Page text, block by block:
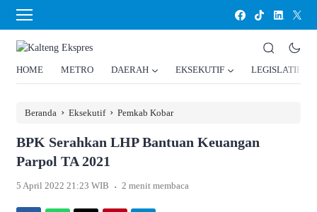
HOME METRO DAERAH EKSEKUTIF LEGISLATIF
Beranda › Eksekutif › Pemkab Kobar
BPK Serahkan LHP Bantuan Keuangan
Parpol TA 2021
5 April 2022 21:23 WIB . 2 menit membaca